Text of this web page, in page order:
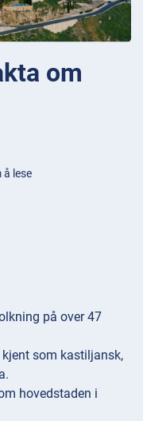
om
å lese
på over 47
kjent som kastiljansk,
hovedstaden i